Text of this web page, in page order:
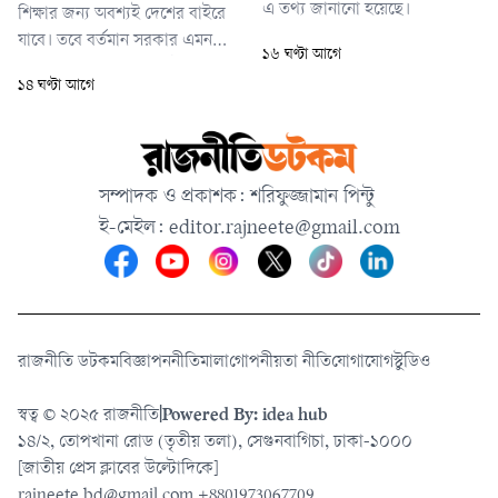
শিক্ষার জন্য অবশ্যই দেশের বাইরে
যাবে। তবে বর্তমান সরকার এমন
যেখানে দেশের শিক্ষার্থীরা আবার
১৪ ঘণ্টা আগে
এ তথ্য জানানো হয়েছে।
১৬ ঘণ্টা আগে
সম্পাদক ও প্রকাশক: শরিফুজ্জামান পিন্টু
ই-মেইল: editor.rajneete@gmail.com
রাজনীতি ডটকমবিজ্ঞাপননীতিমালাগোপনীয়তা নীতিযোগাযোগস্টুডিও
স্বত্ব © ২০২৫ রাজনীতিPowered By: idea hub
১৪/২, তোপখানা রোড (তৃতীয় তলা), সেগুনবাগিচা, ঢাকা-১০০০
[জাতীয় প্রেস ক্লাবের উল্টোদিকে]